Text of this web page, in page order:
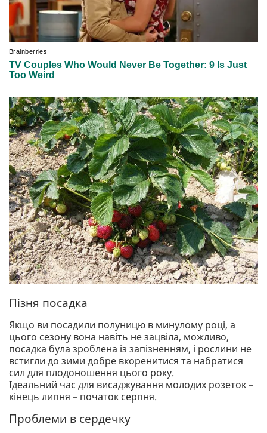
Пізня посадка
Якщо ви посадили полуницю в минулому році, а
цього сезону вона навіть не зацвіла, можливо,
посадка була зроблена із запізненням, і рослини не
встигли до зими добре вкоренитися та набратися
сил для плодоношення цього року.
Ідеальний час для висаджування молодих розеток –
кінець липня – початок серпня.
Проблеми в сердечку